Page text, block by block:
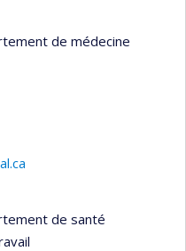
de médecine
de santé